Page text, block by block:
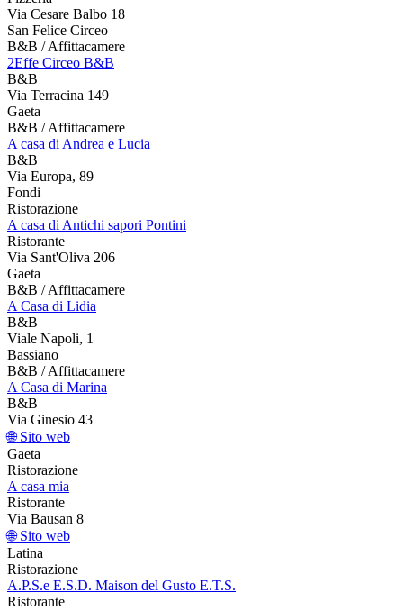
Via Cesare Balbo 18
San Felice Circeo
B&B / Affittacamere
2Effe Circeo B&B
B&B
Via Terracina 149
Gaeta
B&B / Affittacamere
A casa di Andrea e Lucia
B&B
Via Europa, 89
Fondi
Ristorazione
A casa di Antichi sapori Pontini
Ristorante
Via Sant'Oliva 206
Gaeta
B&B / Affittacamere
A Casa di Lidia
B&B
Viale Napoli, 1
Bassiano
B&B / Affittacamere
A Casa di Marina
B&B
Via Ginesio 43
🌐 Sito web
Gaeta
Ristorazione
A casa mia
Ristorante
Via Bausan 8
🌐 Sito web
Latina
Ristorazione
A.P.S.e E.S.D. Maison del Gusto E.T.S.
Ristorante